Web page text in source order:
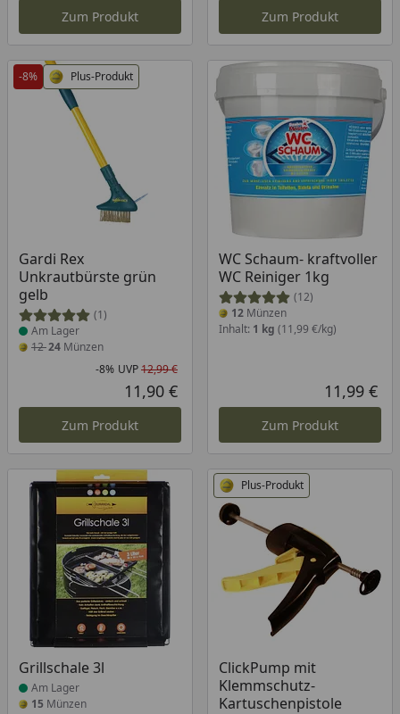
Zum Produkt Zum Produkt
-8% Plus-Produkt
Gardi Rex
Unkrautbürste grün
gelb
(1)
Produkt am Lager
Am Lager
1224 Münzen
Rabatt in Prozent
-8%
Ursprünglicher Preis
UVP12,99 €
Aktueller Preis
11,90 €
Zum Produkt
WC Schaum- kraftvoller
WC Reiniger 1kg
(12)
12 Münzen
Inhalt: 1 kg (11,99 €/kg)
11,99 €
Zum Produkt
Grillschale 3l
Produkt am Lager
Am Lager
15 Münzen
Plus-Produkt
ClickPump mit
Klemmschutz-
Kartuschenpistole
Produkt am Lager